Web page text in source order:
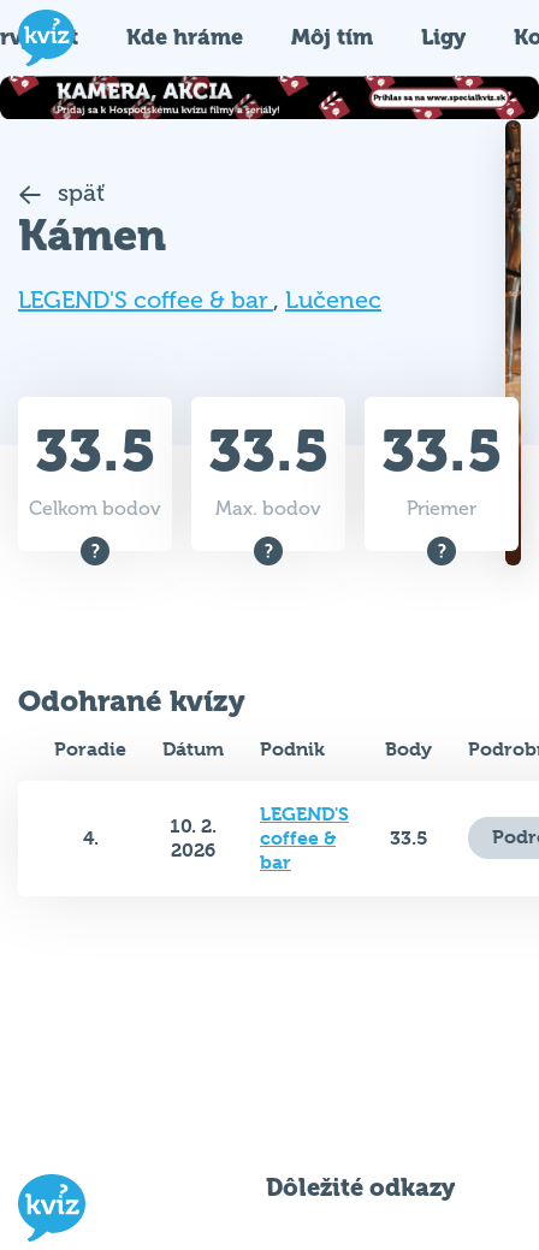
Kde hráme Môj tím Ligy
späť
Kámen
LEGEND'S coffee & bar , Lučenec
33.5
Celkom bodov
33.5
Max. bodov
33.5
Priemer
Odohrané kvízy
Poradie Dátum Podnik Body
4.
10. 2.
2026
LEGEND'S
coffee &
bar
33.5
Dôležité odkazy